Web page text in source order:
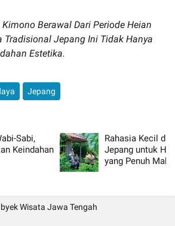
Kimono Berawal Dari Periode Heian
Tradisional Jepang Ini Tidak Hanya
Estetika.
Jepang
Sabi,
Keindahan
Rahasia Kecil dari
Jepang untuk
yang Penuh